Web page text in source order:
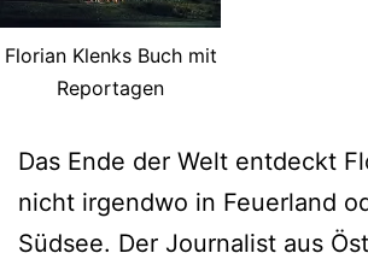
Florian Klenks Buch mit
Reportagen
Das Ende der Welt entdeckt
nicht irgendwo in Feuerland
Südsee. Der Journalist aus